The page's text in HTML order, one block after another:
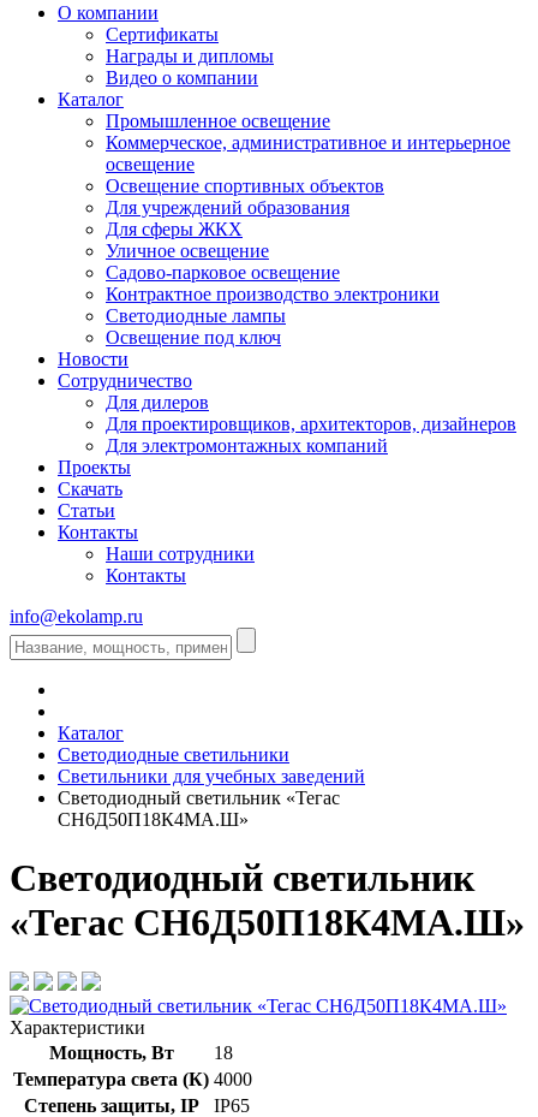
О компании
Сертификаты
Награды и дипломы
Видео о компании
Каталог
Промышленное освещение
Коммерческое, административное и интерьерное
освещение
Освещение спортивных объектов
Для учреждений образования
Для сферы ЖКХ
Уличное освещение
Садово-парковое освещение
Контрактное производство электроники
Светодиодные лампы
Освещение под ключ
Новости
Сотрудничество
Для дилеров
Для проектировщиков, архитекторов, дизайнеров
Для электромонтажных компаний
Проекты
Скачать
Статьи
Контакты
Наши сотрудники
Контакты
info@ekolamp.ru
Каталог
Светодиодные светильники
Светильники для учебных заведений
Светодиодный светильник «Тегас
СН6Д50П18К4МА.Ш»
Светодиодный светильник
«Тегас СН6Д50П18К4МА.Ш»
Характеристики
Мощность, Вт
18
Температура света (К) 4000
Степень защиты, IP
IP65